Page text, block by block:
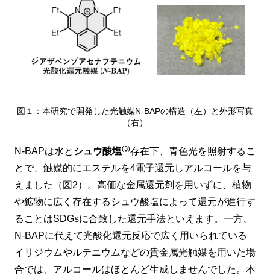
図１：本研究で開発した光触媒N-BAPの構造（左）と外形写真
（右）
N-BAPは水と シュウ酸塩(3)存在下、青色光を照射するこ
とで、触媒的にエステルを4電子還元しアルコールを与
えました（図2）。高価な金属還元剤を用いずに、植物
や鉱物に広く存在するシュウ酸塩によって還元が進行す
ることはSDGsに合致した還元手法といえます。一方、
N-BAPに代えて光酸化還元反応で広く用いられている
イリジウムやルテニウムなどの貴金属光触媒を用いた場
合では、アルコールはほとんど生成しませんでした。本